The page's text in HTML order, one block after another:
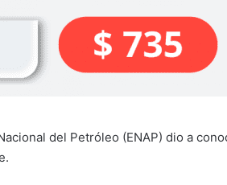
del Petróleo (ENAP) dio a